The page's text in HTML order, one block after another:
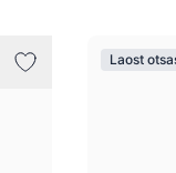
Laost